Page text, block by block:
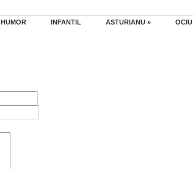
HUMOR INFANTIL ASTURIANU » OCIU